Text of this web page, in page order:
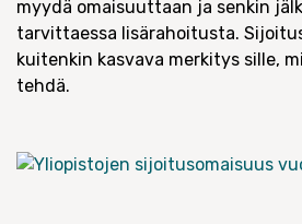
myydä omaisuuttaan ja senkin
tarvittaessa lisärahoitusta.
kuitenkin kasvava merkitys sille,
tehdä.